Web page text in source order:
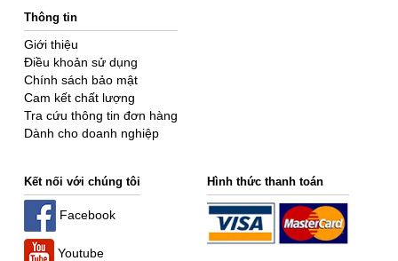
Thông tin
Giới thiệu
Điều khoản sử dụng
Chính sách bảo mật
Cam kết chất lượng
Tra cứu thông tin đơn hàng
Dành cho doanh nghiệp
Kết nối với chúng tôi
Facebook
Youtube
Hình thức thanh toán